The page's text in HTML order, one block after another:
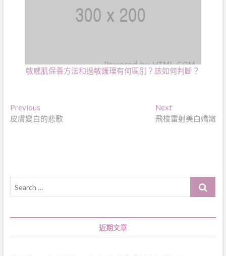
敏感肌保養方法和過敏護理有何區別？該如何判斷？
文
章
PreviousPrevious
post:
皮膚變白的悲歌
NextNext
post:
飛梭雷射美白嬌嫩
Search
近期文章